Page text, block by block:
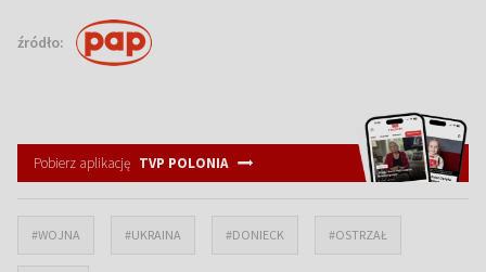
źródło:
Pobierz aplikację TVP POLONIA
#WOJNA #UKRAINA #DONIECK #OSTRZAŁ